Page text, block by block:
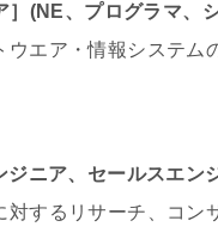
］(NE、プログラマ、
ウエア・情報システ
ニア、セールスエン
するリサーチ、コン